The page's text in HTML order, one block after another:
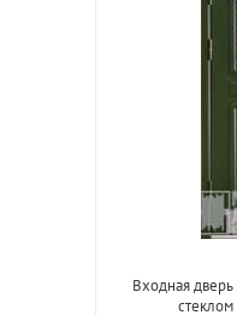
Входная